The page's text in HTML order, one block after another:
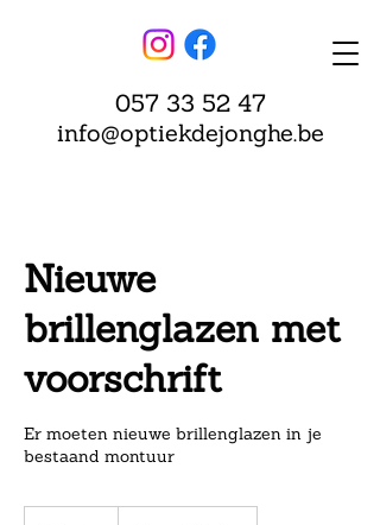
057 33 52 47
info@optiekdejonghe.be
Nieuwe
brillenglazen met
voorschrift
Er moeten nieuwe brillenglazen in je
bestaand montuur